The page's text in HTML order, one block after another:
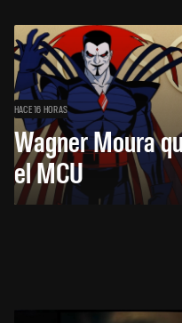
HACE 16 HORAS
Wagner Moura
el MCU